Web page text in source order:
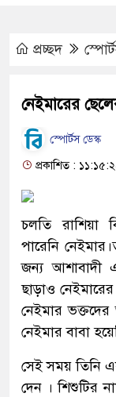
প্রচ্ছদ
নেইমারের
স্পোর্টস ডেস্ক
প্রকাশিত :
চলতি রাশিয়া
পারেনি
জন্য আশাবাদী
ছাড়াও
নেইমার
নেইমার বাবা
সেই সময় তিনি
দেন । শিশুটির